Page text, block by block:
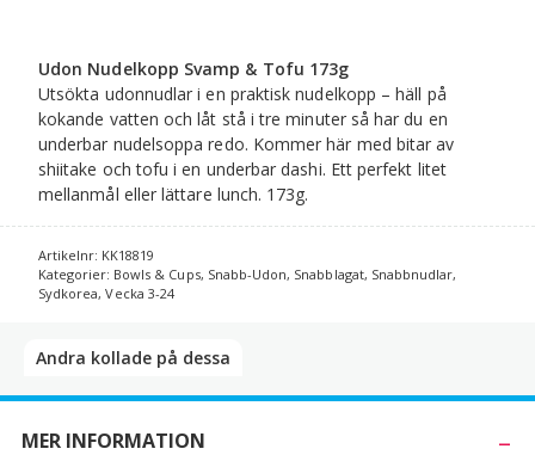
Tofu
173g
mängd
Udon Nudelkopp Svamp & Tofu 173g
Utsökta udonnudlar i en praktisk nudelkopp – häll på
kokande vatten och låt stå i tre minuter så har du en
underbar nudelsoppa redo. Kommer här med bitar av
shiitake och tofu i en underbar dashi. Ett perfekt litet
mellanmål eller lättare lunch. 173g.
Artikelnr: KK18819
Kategorier: Bowls & Cups, Snabb-Udon, Snabblagat, Snabbnudlar,
Sydkorea,Vecka 3-24
Andra kollade på dessa​
MER INFORMATION